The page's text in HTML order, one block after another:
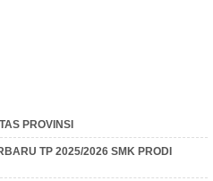
PROVINSI
TP 2025/2026 SMK PRODI